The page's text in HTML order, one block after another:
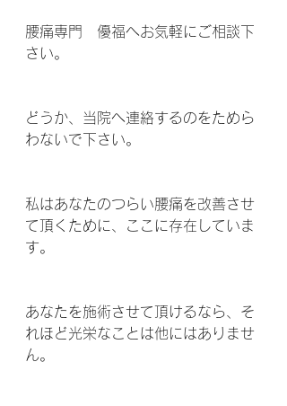
腰痛専門　優福へお気軽にご相談下
さい。
どうか、当院へ連絡するのをためら
わないで下さい。
私はあなたのつらい腰痛を改善させ
て頂くために、ここに存在していま
す。
あなたを施術させて頂けるなら、そ
れほど光栄なことは他にはありませ
ん。